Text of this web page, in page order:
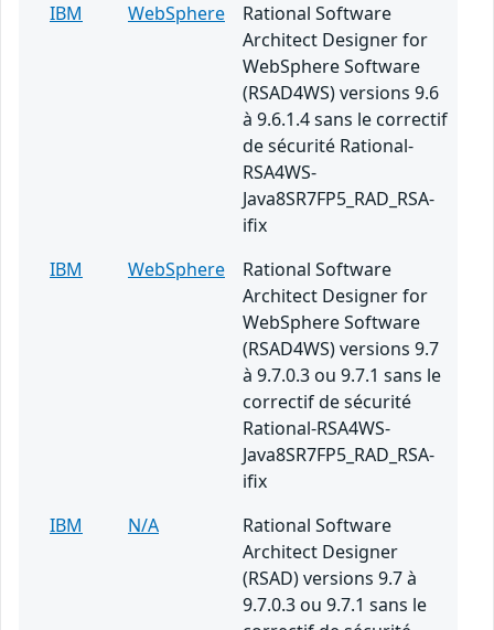
IBM WebSphere
Rational Software
Architect Designer for
WebSphere Software
(RSAD4WS) versions 9.6
à 9.6.1.4 sans le correctif
de sécurité Rational-
RSA4WS-
Java8SR7FP5_RAD_RSA-
ifix
IBM
WebSphere
Rational Software
Architect Designer for
WebSphere Software
(RSAD4WS) versions 9.7
à 9.7.0.3 ou 9.7.1 sans le
correctif de sécurité
Rational-RSA4WS-
Java8SR7FP5_RAD_RSA-
ifix
IBM
N/A
Rational Software
Architect Designer
(RSAD) versions 9.7 à
9.7.0.3 ou 9.7.1 sans le